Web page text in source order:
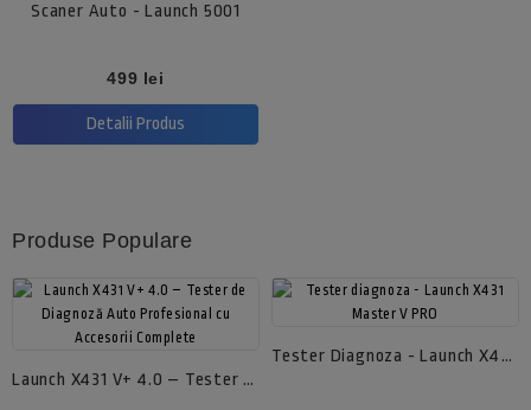
Scaner Auto - Launch 5001
Pret
499 lei
Detalii Produs
Produse Populare
Launch X431 V+ 4.0 – Tester De Diagnoză Auto Profesional Cu Accesorii Complete
Tester Diagnoza - Launch X431 Master V PRO